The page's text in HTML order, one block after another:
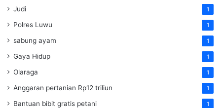
Judi 1
Polres Luwu 1
sabung ayam 1
Gaya Hidup 1
Olaraga 1
Anggaran pertanian Rp12 triliun 1
Bantuan bibit gratis petani 1